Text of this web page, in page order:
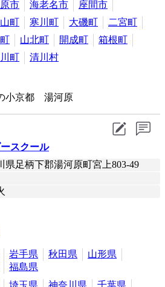
市 海老名市
座間市
町 寒川町 大磯町
二宮町
山北町 開成町
箱根町
町 清川村
小京都 湯河原
スクール
県足柄下郡湯河原町宮上803-49
岩手県 秋田県
山形県
福島県